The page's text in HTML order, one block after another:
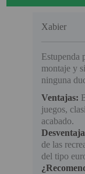
Xabier
Estupenda
montaje y
ninguna
Ventajas:
juegos,
acabado.
de las
del tipo